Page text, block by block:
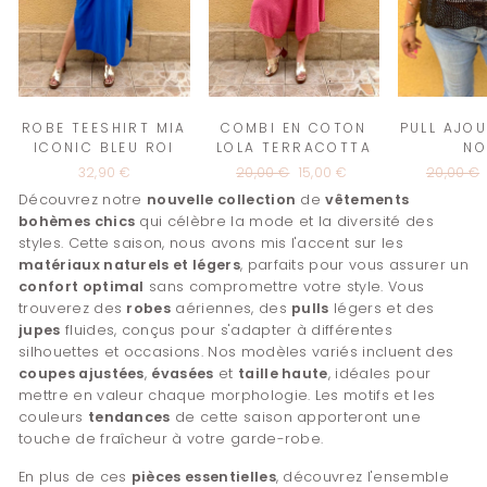
ROBE TEESHIRT MIA
ICONIC BLEU ROI
32,90 €
COMBI EN COTON
LOLA TERRACOTTA
Prix
régulier
20,00 € Prix
réduit
15,00 €
PULL
Prix
20,00 €
Découvrez notre nouvelle collection devêtements
bohèmes chics qui célèbre la mode et la diversité des
styles. Cette saison, nous avons mis l'accent sur les
matériaux naturels et légers, parfaits pour vous assurer un
confort optimal sans compromettre votre style. Vous
trouverez des robes aériennes, des pulls légers et des
jupes fluides, conçus pour s'adapter à différentes
silhouettes et occasions. Nos modèles variés incluent des
coupes ajustées, évasées et taille haute, idéales pour
mettre en valeur chaque morphologie. Les motifs et les
couleurs tendances de cette saison apporteront une
touche de fraîcheur à votre garde-robe.
En plus de ces pièces essentielles, découvrez l'ensemble